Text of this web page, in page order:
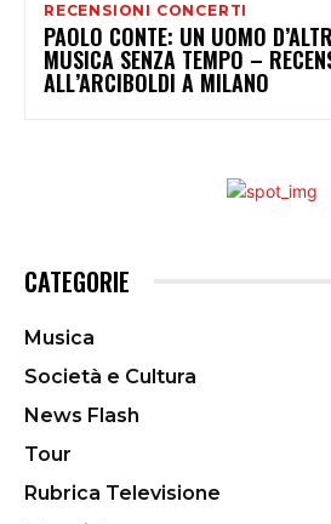
RECENSIONI CONCERTI
PAOLO CONTE: UN UOMO
MUSICA SENZA TEMPO –
ALL’ARCIBOLDI A MILANO
CATEGORIE
Musica
Società e Cultura
News Flash
Tour
Rubrica Televisione